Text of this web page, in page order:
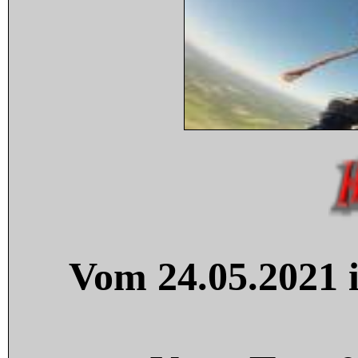
Vom